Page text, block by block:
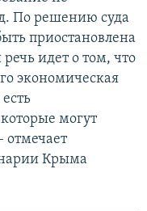
По решению суда
приостановлена
идет о том, что
экономическая
могут
отмечает
Крыма